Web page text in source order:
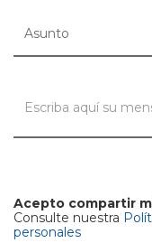
Acepto compartir
Consulte nuestra
personales